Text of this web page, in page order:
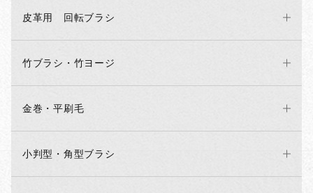
皮革用 回転ブラシ
竹ブラシ・竹ヨージ
金巻・平刷毛
小判型・角型ブラシ